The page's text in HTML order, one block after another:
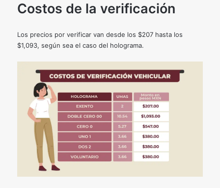
Costos de la verificación
Los precios por verificar van desde los $207 hasta los
$1,093, según sea el caso del holograma.